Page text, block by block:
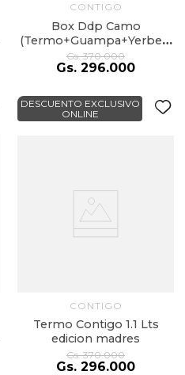
CONTIGO
Box Ddp Camo
(Termo+Guampa+Yerbera
100% Cuero+Caja)
Gs. 370.000
Gs. 296.000
DESCUENTO EXCLUSIVO
ONLINE
CONTIGO
Termo Contigo 1.1 Lts
edicion madres
Gs. 370.000
Gs. 296.000